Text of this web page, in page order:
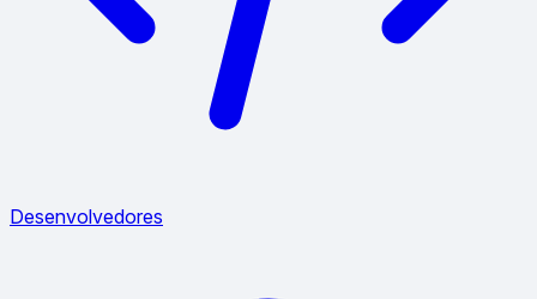
Desenvolvedores